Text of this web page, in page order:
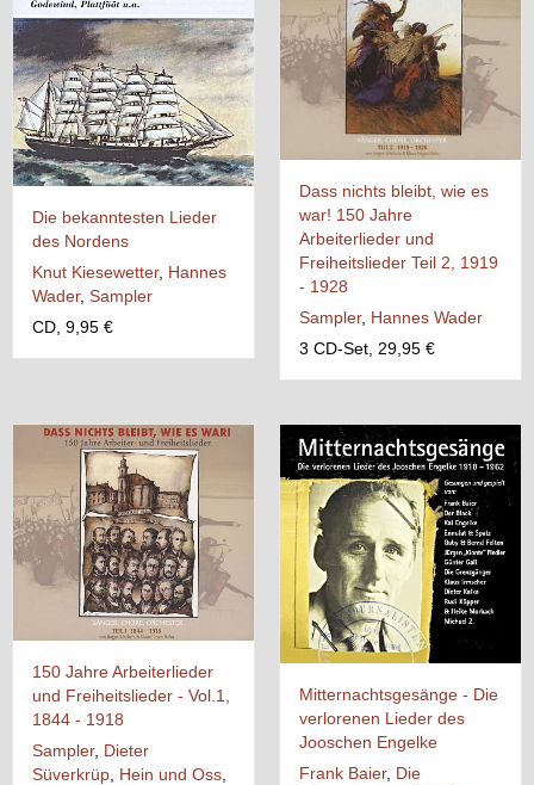
Die bekanntesten Lieder
des Nordens
Knut Kiesewetter, Hannes
Wader, Sampler
CD, 9,95 €
Dass nichts bleibt, wie es
war! 150 Jahre
Arbeiterlieder und
Freiheitslieder Teil 2, 1919
- 1928
Sampler, Hannes Wader
3 CD-Set, 29,95 €
150 Jahre Arbeiterlieder
und Freiheitslieder - Vol.1,
1844 - 1918
Sampler, Dieter
Süverkrüp Hein und Oss
Mitternachtsgesänge - Die
verlorenen Lieder des
Jooschen Engelke
Frank Baier, Die